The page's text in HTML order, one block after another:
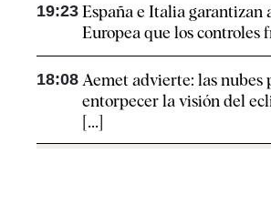
19:23 España e Italia garantizan
Europea que los controles
18:08 Aemet advierte: las nubes
entorpecer la visión del
[...]